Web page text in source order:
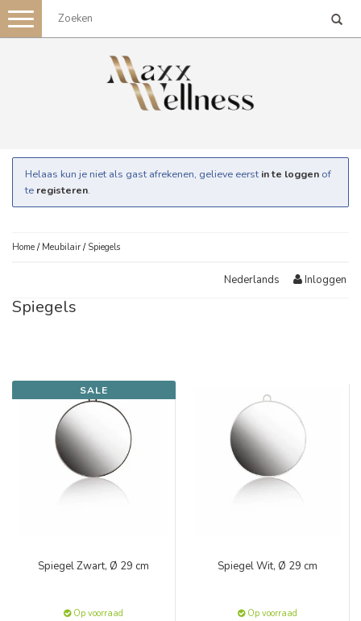
Toggle
navigation
Helaas kun je niet als gast afrekenen, gelieve eerst in te loggen of
te registeren.
Home / Meubilair / Spiegels
Nederlands Inloggen
Spiegels
SALE
Spiegel Zwart, Ø 29 cm
Op voorraad
Spiegel Wit, Ø 29 cm
Op voorraad